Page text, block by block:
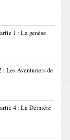
1 : La genèse
: Les Aventuriers de
4 : La Dernière